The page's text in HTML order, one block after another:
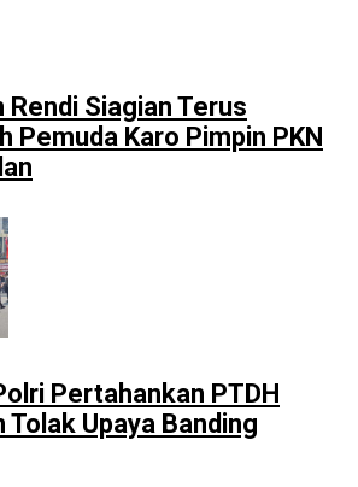
Rendi Siagian Terus
Pemuda Karo Pimpin PKN
Pertahankan PTDH
Tolak Upaya Banding